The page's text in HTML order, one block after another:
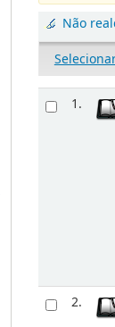
Não
1.
2.